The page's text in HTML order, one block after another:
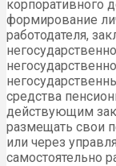
корпоративного
формирование
работодателя,
средства
действующим
размещать свои
или через
самостоятельно